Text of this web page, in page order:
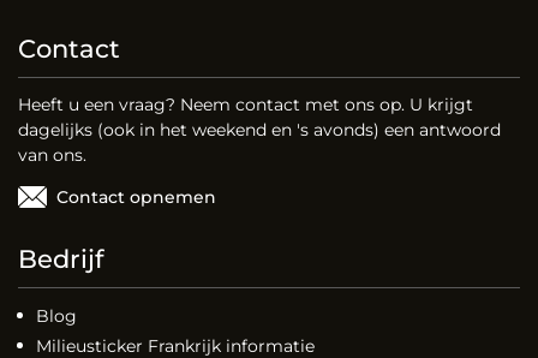
Contact
Heeft u een vraag? Neem contact met ons op. U krijgt
dagelijks (ook in het weekend en 's avonds) een antwoord
van ons.
Contact opnemen
Bedrijf
Blog
Milieusticker Frankrijk informatie